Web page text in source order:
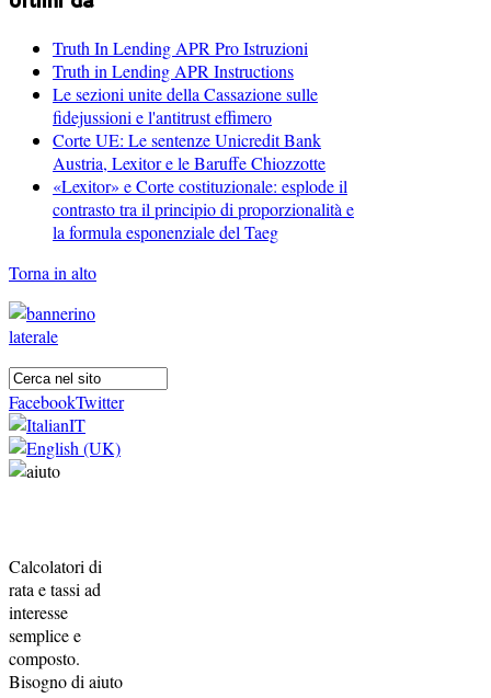
Truth In Lending APR Pro Istruzioni
Truth in Lending APR Instructions
Le sezioni unite della Cassazione sulle
fidejussioni e l'antitrust effimero
Corte UE: Le sentenze Unicredit Bank
Austria, Lexitor e le Baruffe Chiozzotte
«Lexitor» e Corte costituzionale: esplode il
contrasto tra il principio di proporzionalità e
la formula esponenziale del Taeg
Torna in alto
FacebookTwitter
Calcolatori di
rata e tassi ad
interesse
semplice e
composto.
Bisogno di aiuto